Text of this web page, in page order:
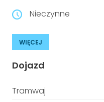
Nieczynne
WIĘCEJ
Dojazd
Tramwaj